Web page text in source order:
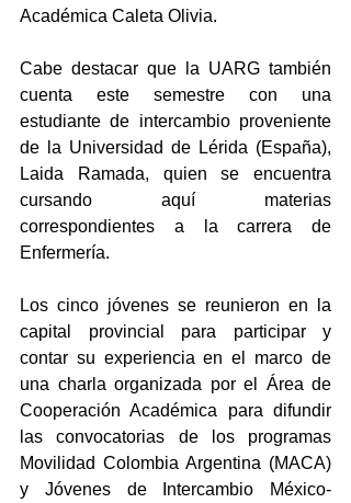
Académica Caleta Olivia.
Cabe destacar que la UARG también
cuenta este semestre con una
estudiante de intercambio proveniente
de la Universidad de Lérida (España),
Laida Ramada, quien se encuentra
cursando aquí materias
correspondientes a la carrera de
Enfermería.
Los cinco jóvenes se reunieron en la
capital provincial para participar y
contar su experiencia en el marco de
una charla organizada por el Área de
Cooperación Académica para difundir
las convocatorias de los programas
Movilidad Colombia Argentina (MACA)
y Jóvenes de Intercambio México-